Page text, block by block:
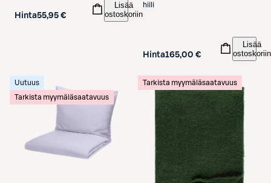
Hinta55,95 €
Lisää
ostoskoriin
hiili
Hinta165,00 €
Lisää
ostoskoriin
Uutuus
Tarkista myymäläsaatavuus
Tarkista myymäläsaatavuus